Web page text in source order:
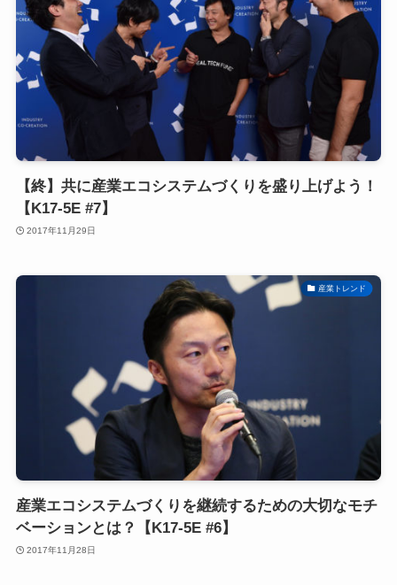
【終】共に産業エコシステムづくりを盛り上げよう！
【K17-5E #7】
2017年11月29日
産業トレンド
産業エコシステムづくりを継続するための大切なモチ
ベーションとは？【K17-5E #6】
2017年11月28日